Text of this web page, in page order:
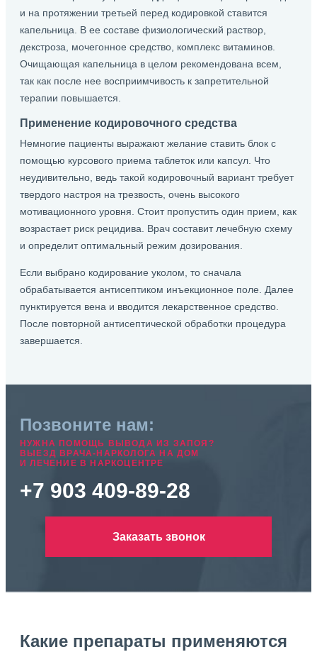
и на протяжении третьей перед кодировкой ставится
капельница. В ее составе физиологический раствор,
декстроза, мочегонное средство, комплекс витаминов.
Очищающая капельница в целом рекомендована всем,
так как после нее восприимчивость к запретительной
терапии повышается.
Применение кодировочного средства
Немногие пациенты выражают желание ставить блок с
помощью курсового приема таблеток или капсул. Что
неудивительно, ведь такой кодировочный вариант требует
твердого настроя на трезвость, очень высокого
мотивационного уровня. Стоит пропустить один прием, как
возрастает риск рецидива. Врач составит лечебную схему
и определит оптимальный режим дозирования.
Если выбрано кодирование уколом, то сначала
обрабатывается антисептиком инъекционное поле. Далее
пунктируется вена и вводится лекарственное средство.
После повторной антисептической обработки процедура
завершается.
Позвоните нам:
НУЖНА ПОМОЩЬ ВЫВОДА ИЗ ЗАПОЯ?
ВЫЕЗД ВРАЧА-НАРКОЛОГА НА ДОМ
И ЛЕЧЕНИЕ В НАРКОЦЕНТРЕ
+7 903 409-89-28
Заказать звонок
Какие препараты применяются